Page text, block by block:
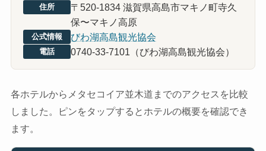
住所
〒520-1834 滋賀県高島市マキノ町寺久
保〜マキノ高原
公式情報 びわ湖高島観光協会
電話 0740-33-7101（びわ湖高島観光協会）
各ホテルからメタセコイア並木道までのアクセスを比較
しました。ピンをタップするとホテルの概要を確認でき
ます。